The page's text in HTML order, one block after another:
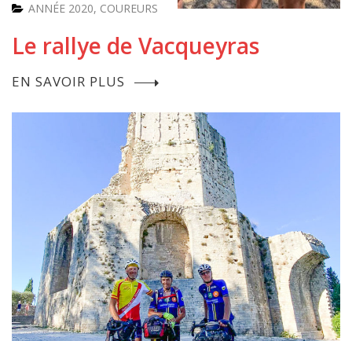
ANNÉE 2020, COUREURS
Le rallye de Vacqueyras
EN SAVOIR PLUS